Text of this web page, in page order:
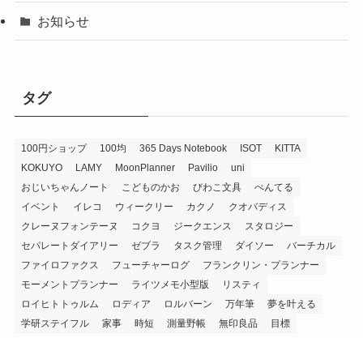
お知らせ
タグ
100円ショップ 100均 365 Days Notebook ISOT
KITTA
KOKUYO
LAMY MoonPlanner Pavilio
uni
おじいちゃんノート
こどものかお びわこ文具
ぺんてる
イベント
イレコ ウィークリー カクノ
クオバディス
クレーヌフォンテーヌ
コクヨ ジークエンス
スタロジー
セパレートダイアリー
ゼブラ タスク管理 ダイソー
バーチカル
ファイロファクス
フューチャーログ
フランクリン・プランナー
モーメントプランナー
ライツメモ小型版
リスティ
ロイヒトトゥルム
ロディア ロルバーン 万年筆
夢を叶える
学研ステイフル
家事 時短 測量野帳 無印良品 目標